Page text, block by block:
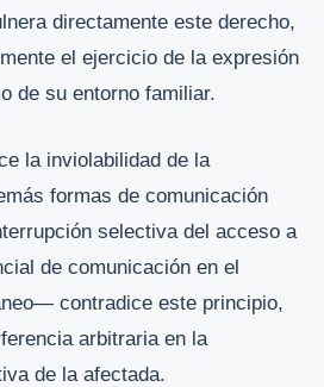
directamente este derecho,
el ejercicio de la expresión
de su entorno familiar.
la inviolabilidad de la
formas de comunicación
selectiva del acceso a
de comunicación en el
contradice este principio,
arbitraria en la
de la afectada.